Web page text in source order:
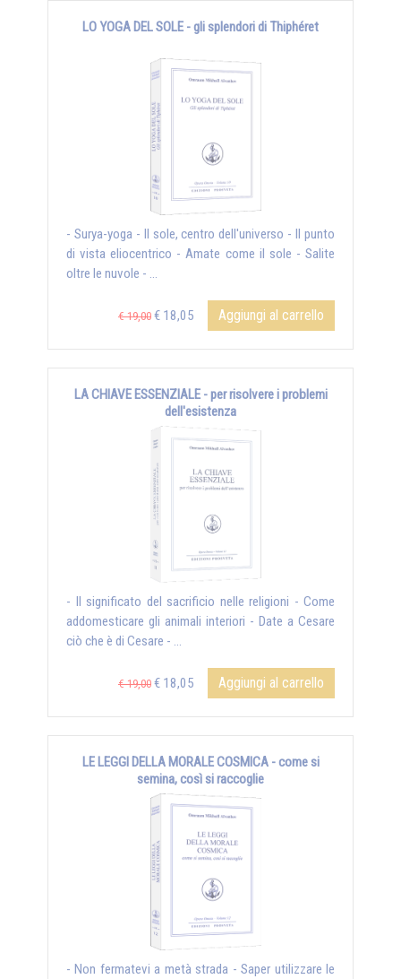
LO YOGA DEL SOLE - gli splendori di Thiphéret
- Surya-yoga - Il sole, centro dell'universo - Il punto
di vista eliocentrico - Amate come il sole - Salite
oltre le nuvole - ...
€ 19,00 € 18,05 Aggiungi al carrello
LA CHIAVE ESSENZIALE - per risolvere i problemi
dell'esistenza
- Il significato del sacrificio nelle religioni - Come
addomesticare gli animali interiori - Date a Cesare
ciò che è di Cesare - ...
€ 19,00 € 18,05 Aggiungi al carrello
LE LEGGI DELLA MORALE COSMICA - come si
semina, così si raccoglie
- Non fermatevi a metà strada - Saper utilizzare le